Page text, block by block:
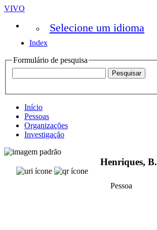
VIVO
Selecione um idioma
Index
Formulário de pesquisa
Início
Pessoas
Organizações
Investigação
Henriques, B.
Pessoa